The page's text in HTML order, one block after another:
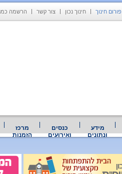
פורום חינוך חינוך נכון צור קשר הרשמה
מידע
ונתונים
כנסים
ואירועים
מרכז
הזמנות